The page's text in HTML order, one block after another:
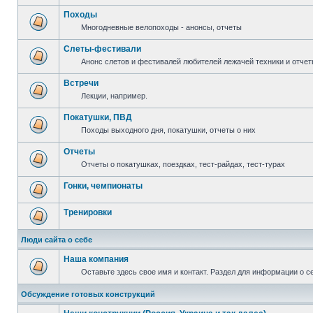
Походы
Многодневные велопоходы - анонсы, отчеты
Слеты-фестивали
Анонс слетов и фестивалей любителей лежачей техники и
Встречи
Лекции, например.
Покатушки, ПВД
Походы выходного дня, покатушки, отчеты о них
Отчеты
Отчеты о покатушках, поездках, тест-райдах, тест-турах
Гонки, чемпионаты
Тренировки
Люди сайта о себе
Наша компания
Оставьте здесь свое имя и контакт. Раздел для информации о
Обсуждение готовых конструкций